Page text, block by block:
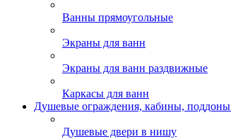
Ванны прямоугольные
Экраны для ванн
Экраны для ванн раздвижные
Каркасы для ванн
Душевые ограждения, кабины, поддоны
Душевые двери в нишу